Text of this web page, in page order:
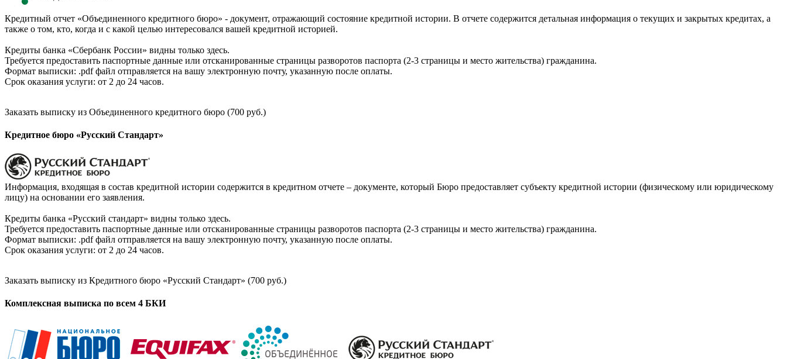
Кредитный отчет «Объединенного кредитного бюро» - документ, отражающий состояние кредитной истории. В отчете содержится детальная информация о текущих и закрытых кредитах, а
также о том, кто, когда и с какой целью интересовался вашей кредитной историей.
Кредиты банка «Сбербанк России» видны только здесь.
Требуется предоставить паспортные данные или отсканированные страницы разворотов паспорта (2-3 страницы и место жительства) гражданина.
Формат выписки: .pdf файл отправляется на вашу электронную почту, указанную после оплаты.
Срок оказания услуги: от 2 до 24 часов.
Заказать выписку из Объединенного кредитного бюро (700 руб.)
Кредитное бюро «Русский Стандарт»
Информация, входящая в состав кредитной истории содержится в кредитном отчете – документе, который Бюро предоставляет субъекту кредитной истории (физическому или юридическому
лицу) на основании его заявления.
Кредиты банка «Русский стандарт» видны только здесь.
Требуется предоставить паспортные данные или отсканированные страницы разворотов паспорта (2-3 страницы и место жительства) гражданина.
Формат выписки: .pdf файл отправляется на вашу электронную почту, указанную после оплаты.
Срок оказания услуги: от 2 до 24 часов.
Заказать выписку из Кредитного бюро «Русский Стандарт» (700 руб.)
Комплексная выписка по всем 4 БКИ